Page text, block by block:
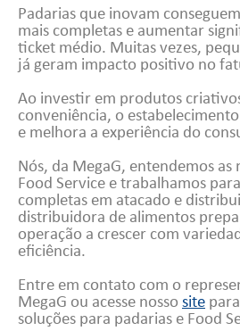
Padarias que inovam
mais completas e aumentar
ticket médio. Muitas vezes,
já geram impacto positivo no
Ao investir em produtos
conveniência, o
e melhora a experiência do
Nós, da MegaG, entendemos as
Food Service e trabalhamos
completas em atacado e
distribuidora de alimentos
operação a crescer com
eficiência.
Entre em contato com o
MegaG ou acesse nossosite
soluções para padarias e Food